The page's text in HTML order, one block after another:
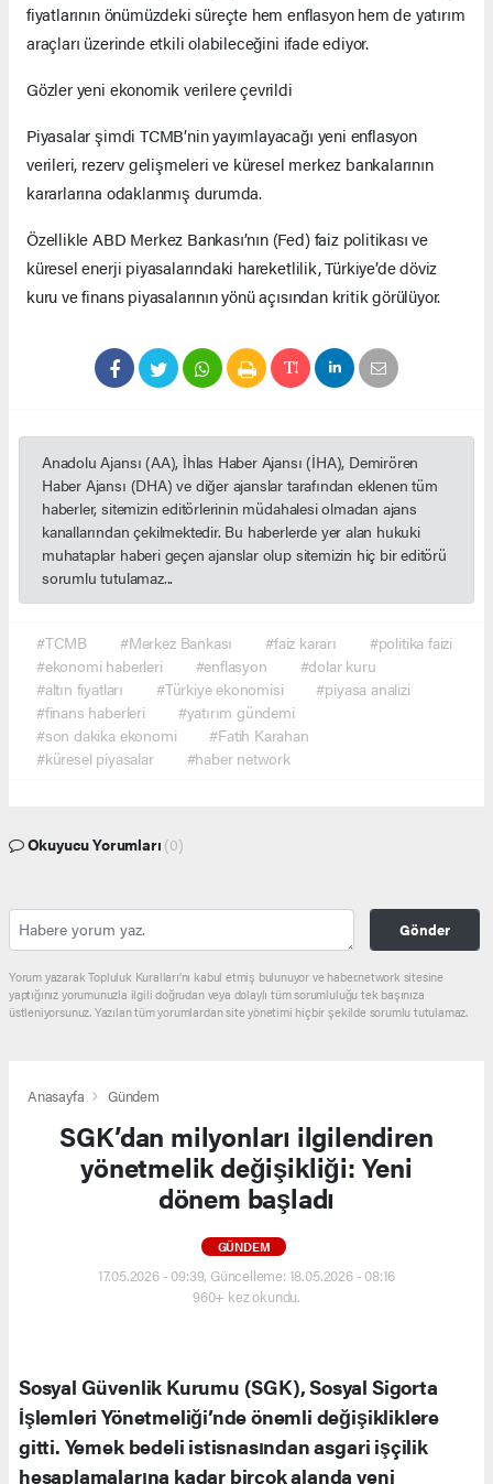
fiyatlarının önümüzdeki süreçte hem enflasyon hem de yatırım
araçları üzerinde etkili olabileceğini ifade ediyor.
Gözler yeni ekonomik verilere çevrildi
Piyasalar şimdi TCMB’nin yayımlayacağı yeni enflasyon
verileri, rezerv gelişmeleri ve küresel merkez bankalarının
kararlarına odaklanmış durumda.
Özellikle ABD Merkez Bankası’nın (Fed) faiz politikası ve
küresel enerji piyasalarındaki hareketlilik, Türkiye’de döviz
kuru ve finans piyasalarının yönü açısından kritik görülüyor.
Anadolu Ajansı (AA), İhlas Haber Ajansı (İHA), Demirören
Haber Ajansı (DHA) ve diğer ajanslar tarafından eklenen tüm
haberler, sitemizin editörlerinin müdahalesi olmadan ajans
kanallarından çekilmektedir. Bu haberlerde yer alan hukuki
muhataplar haberi geçen ajanslar olup sitemizin hiç bir editörü
sorumlu tutulamaz...
#TCMB #Merkez Bankası #faiz kararı
#politika faizi
#ekonomi haberleri
#enflasyon
#dolar kuru
#altın fiyatları
#Türkiye ekonomisi
#piyasa analizi
#finans haberleri
#yatırım gündemi
#son dakika ekonomi
#Fatih Karahan
#küresel piyasalar
#haber network
Okuyucu Yorumları (0)
Gönder
Yorum yazarak Topluluk Kuralları’nı kabul etmiş bulunuyor ve haber.network sitesine
yaptığınız yorumunuzla ilgili doğrudan veya dolaylı tüm sorumluluğu tek başınıza
üstleniyorsunuz. Yazılan tüm yorumlardan site yönetimi hiçbir şekilde sorumlu tutulamaz.
Anasayfa Gündem
SGK’dan milyonları ilgilendiren
yönetmelik değişikliği: Yeni
dönem başladı
GÜNDEM
17.05.2026 - 09:39, Güncelleme: 18.05.2026 - 08:16
960+ kez okundu.
Sosyal Güvenlik Kurumu (SGK), Sosyal Sigorta
İşlemleri Yönetmeliği’nde önemli değişikliklere
gitti. Yemek bedeli istisnasından asgari işçilik
hesaplamalarına kadar birçok alanda yeni